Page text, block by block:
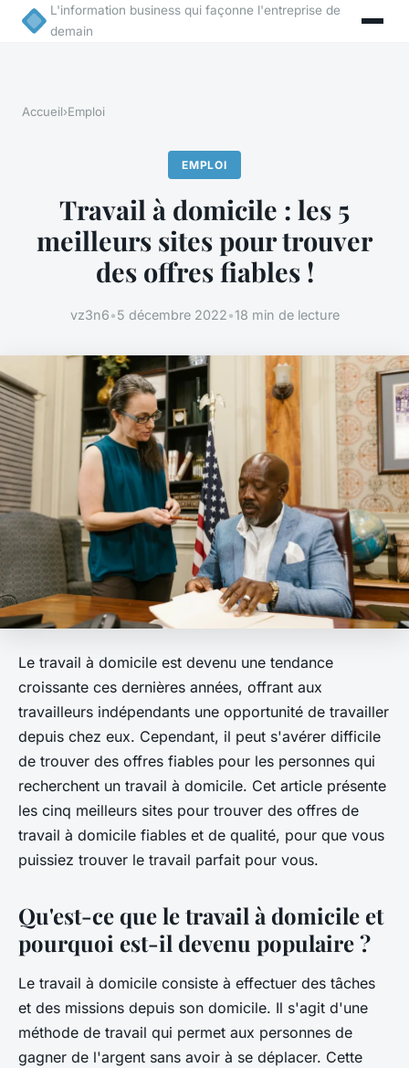
L'information business qui façonne l'entreprise de
demain
Accueil›Emploi
EMPLOI
Travail à domicile : les 5
meilleurs sites pour trouver
des offres fiables !
vz3n6•5 décembre 2022•18 min de lecture
Le travail à domicile est devenu une tendance
croissante ces dernières années, offrant aux
travailleurs indépendants une opportunité de travailler
depuis chez eux. Cependant, il peut s'avérer difficile
de trouver des offres fiables pour les personnes qui
recherchent un travail à domicile. Cet article présente
les cinq meilleurs sites pour trouver des offres de
travail à domicile fiables et de qualité, pour que vous
puissiez trouver le travail parfait pour vous.
Qu'est-ce que le travail à domicile et
pourquoi est-il devenu populaire ?
Le travail à domicile consiste à effectuer des tâches
et des missions depuis son domicile. Il s'agit d'une
méthode de travail qui permet aux personnes de
gagner de l'argent sans avoir à se déplacer. Cette